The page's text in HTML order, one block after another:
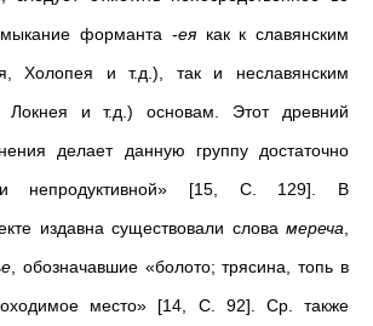
форманта -еякак к славянским
Холопея и т.д.), так и неславянским
и т.д.) основам. Этот древний
делает данную группу достаточно
и непродуктивной» [15, C. 129]. В
издавна существовали слова мереча
, обозначавшие «болото; трясина, топь в
место» [14, С. 92]. Ср. также